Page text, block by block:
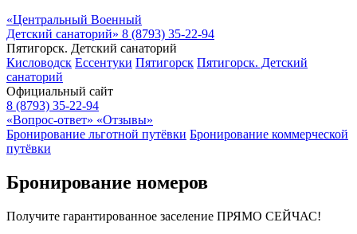
«Центральный Военный
Детский санаторий» 8 (8793) 35-22-94
Пятигорск. Детский санаторий
Кисловодск Ессентуки Пятигорск Пятигорск. Детский
санаторий
Официальный сайт
8 (8793) 35-22-94
«Вопрос-ответ» «Отзывы»
Бронирование льготной путёвки Бронирование коммерческой
путёвки
Бронирование номеров
Получите гарантированное заселение ПРЯМО СЕЙЧАС!